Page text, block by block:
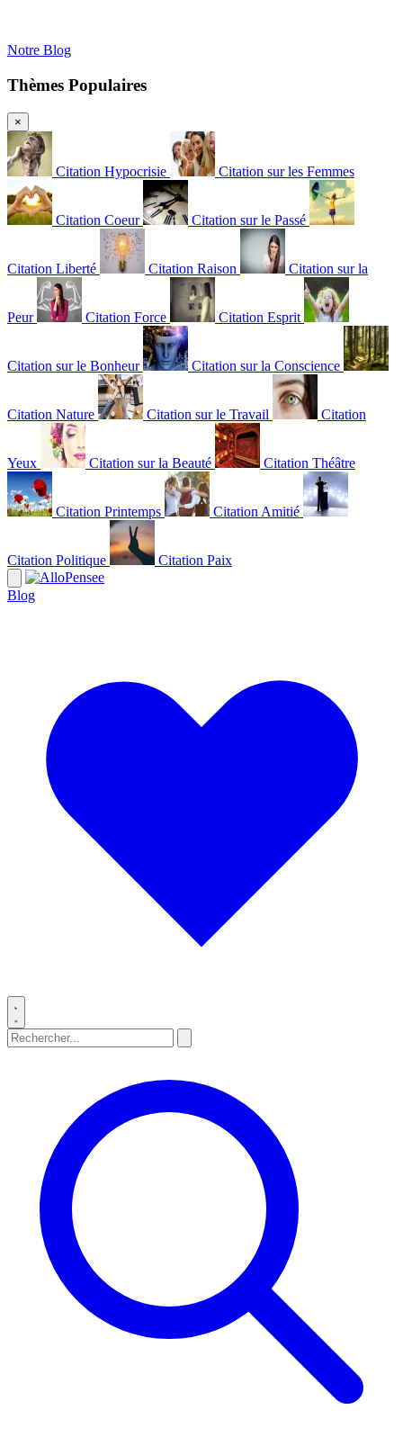
Notre Blog
Thèmes Populaires
×
Citation Hypocrisie Citation sur les Femmes
Citation Coeur Citation sur le Passé
Citation Liberté Citation Raison Citation sur la
Peur Citation Force Citation Esprit
Citation sur le Bonheur Citation sur la Conscience
Citation Nature Citation sur le Travail Citation
Yeux Citation sur la Beauté Citation Théâtre
Citation Printemps Citation Amitié
Citation Politique Citation Paix
Blog